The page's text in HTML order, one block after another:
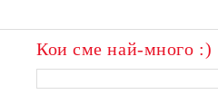
Кои сме най-много :)